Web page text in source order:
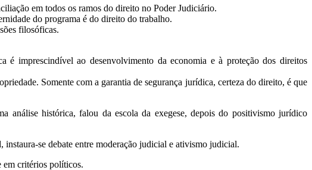
em todos os ramos do direito no Poder Judiciário.
do programa é do direito do trabalho.
filosóficas.
imprescindível ao desenvolvimento da economia e à proteção dos direitos
Somente com a garantia de segurança jurídica, certeza do direito, é que
análise histórica, falou da escola da exegese, depois do positivismo jurídico
se debate entre moderação judicial e ativismo judicial.
em critérios políticos.